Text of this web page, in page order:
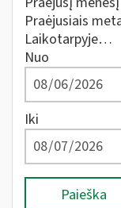
Praėjusiais
Laikotarpyje…
Nuo
Iki
Paieška